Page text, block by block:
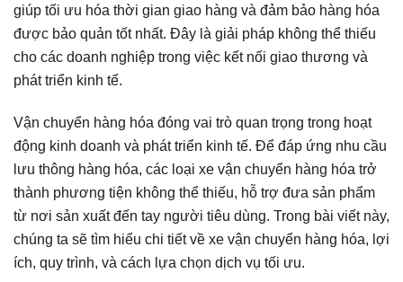
giúp tối ưu hóa thời gian giao hàng và đảm bảo hàng hóa
được bảo quản tốt nhất. Đây là giải pháp không thể thiếu
cho các doanh nghiệp trong việc kết nối giao thương và
phát triển kinh tế.
Vận chuyển hàng hóa đóng vai trò quan trọng trong hoạt
động kinh doanh và phát triển kinh tế. Để đáp ứng nhu cầu
lưu thông hàng hóa, các loại xe vận chuyển hàng hóa trở
thành phương tiện không thể thiếu, hỗ trợ đưa sản phẩm
từ nơi sản xuất đến tay người tiêu dùng. Trong bài viết này,
chúng ta sẽ tìm hiểu chi tiết về xe vận chuyển hàng hóa, lợi
ích, quy trình, và cách lựa chọn dịch vụ tối ưu.